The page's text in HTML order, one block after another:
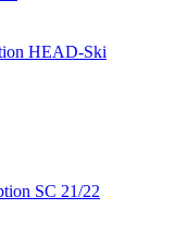
HEAD-Ski
SC 21/22